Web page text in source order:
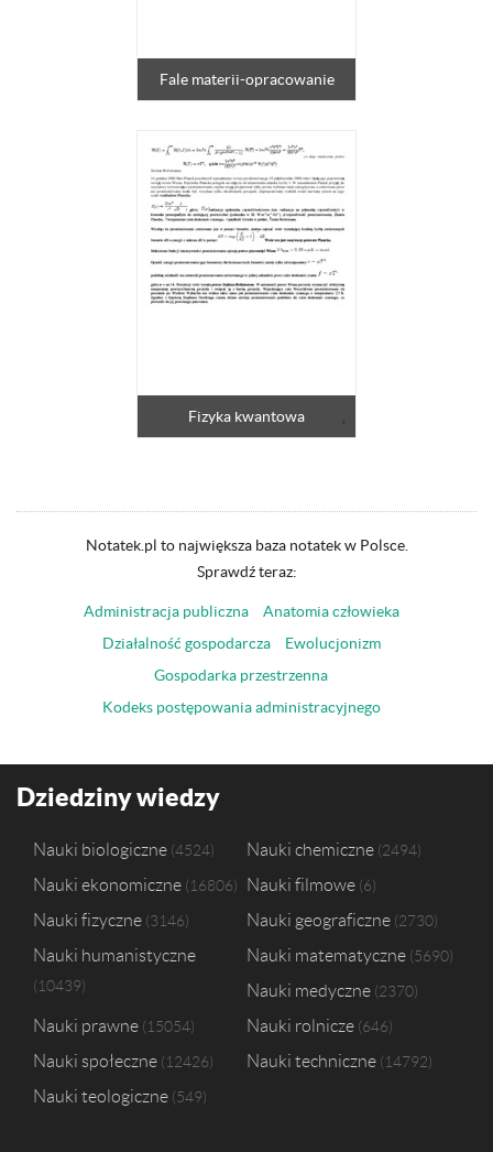
Fale materii-opracowanie
Fizyka kwantowa
Notatek.pl to największa baza notatek w Polsce.
Sprawdź teraz:
Administracja publiczna
Anatomia człowieka
Działalność gospodarcza
Ewolucjonizm
Gospodarka przestrzenna
Kodeks postępowania administracyjnego
Dziedziny wiedzy
Nauki biologiczne 4524 Nauki chemiczne 2494
Nauki ekonomiczne 16806 Nauki filmowe 6
Nauki fizyczne 3146 Nauki geograficzne 2730
Nauki humanistyczne
10439
Nauki matematyczne 5690
Nauki medyczne 2370
Nauki prawne 15054 Nauki rolnicze 646
Nauki społeczne 12426 Nauki techniczne 14792
Nauki teologiczne 549